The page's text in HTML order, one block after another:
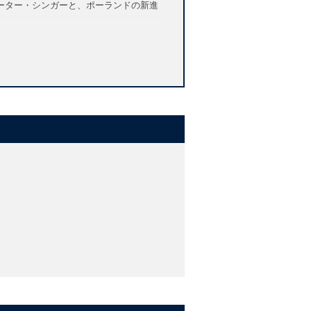
ー・シンガーと、ポーランドの新進
It clashes, or is widely
it, for example, be right to torture
that are often regarded as
what it is that utilitarians
of intrinsic value. Singer and de
for new thinking on
extinction, end-of-life
their impact on happiness.